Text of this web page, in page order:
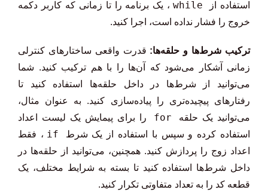
استفاده از
while ، یک برنامه را تا زمانی که کاربر دکمه
خروج را فشار نداده است، اجرا کنید.
ترکیب شرط‌ها و حلقه‌ها: قدرت واقعی ساختارهای کنترلی
زمانی آشکار می‌شود که آن‌ها را با هم ترکیب کنید. شما
می‌توانید از شرط‌ها در داخل حلقه‌ها استفاده کنید تا
رفتارهای پیچیده‌تری را پیاده‌سازی کنید. به عنوان مثال،
می‌توانید یک حلقه
for
را برای پیمایش یک لیست اعداد
استفاده کرده و سپس با استفاده از یک شرط
if ، فقط
اعداد زوج را پردازش کنید. همچنین، می‌توانید از حلقه‌ها در
داخل شرط‌ها استفاده کنید تا بسته به شرایط مختلف، یک
قطعه کد را به تعداد متفاوتی تکرار کنید.